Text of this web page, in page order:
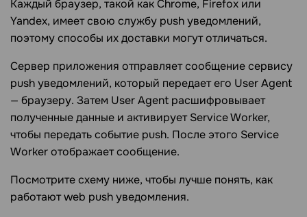
Каждый браузер, такой как Chrome, Firefox или
Yandex, имеет свою службу push уведомлений,
поэтому способы их доставки могут отличаться.
Сервер приложения отправляет сообщение сервису
push уведомлений, который передает его User Agent
— браузеру. Затем User Agent расшифровывает
полученные данные и активирует Service Worker,
чтобы передать событие push. После этого Service
Worker отображает сообщение.
Посмотрите схему ниже, чтобы лучше понять, как
работают web push уведомления.